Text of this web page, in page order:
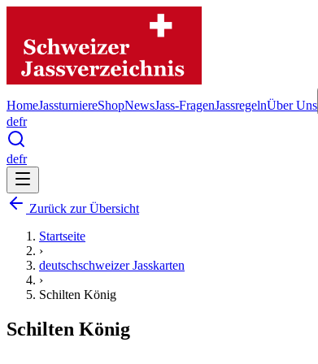
HomeJassturniereShopNewsJass-FragenJassregelnÜber Uns
defr
defr
Zurück zur Übersicht
Startseite
›
deutschschweizer Jasskarten
›
Schilten König
Schilten König